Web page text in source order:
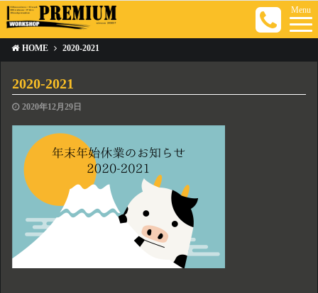
Menu
HOME 2020-2021
2020-2021
2020年12月29日